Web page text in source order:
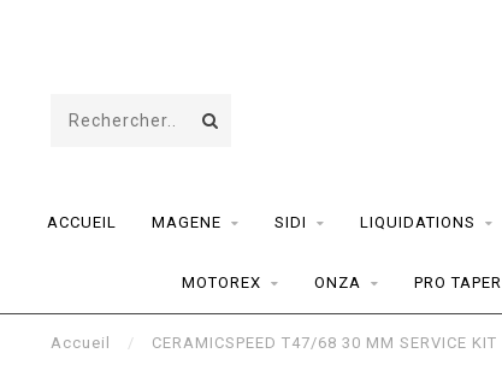
ACCUEIL MAGENE SIDI LIQUIDATIONS
MOTOREX ONZA PRO TAPER
Accueil / CERAMICSPEED T47/68 30 MM SERVICE KIT